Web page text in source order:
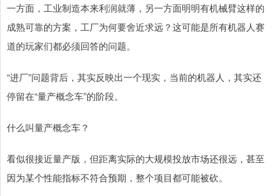
一方面，工业制造本来利润就薄，另一方面明明有机械臂这样的
成熟可靠的方案，工厂为何要舍近求远？这可能是所有机器人赛
道的玩家们都必须回答的问题。
“进厂”问题背后，其实反映出一个现实，当前的机器人，其实还
停留在“量产概念车”的阶段。
什么叫量产概念车？
看似很接近量产版，但距离实际的大规模投放市场还很远，甚至
因为某个性能指标不符合预期，整个项目都可能被砍。